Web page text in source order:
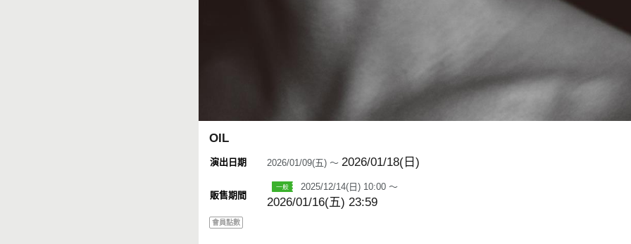
OIL
演出日期 2026/01/09(五) ～ 2026/01/18(日)
販售期間
2025/12/14(日) 10:00 ～
2026/01/16(五) 23:59
會員點數